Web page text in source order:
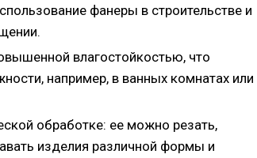
фанеры в строительстве и
влагостойкостью, что
например, в ванных комнатах или
обработке: ее можно резать,
изделия различной формы и